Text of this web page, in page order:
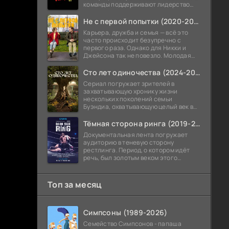
команды поддерживают лидерство
испытывает давление от новой роли.Не с первой попытки (2020-2026)
Карьера, дружба и семья — всё это
часто происходит безупречно с
первого раза. Однако для Никки и
Джейсона так не повезло. Молодая
стать родителями, но все их
Сто лет одиночества (2024-2026)
Сериал погружает зрителей в
захватывающую хронику жизни
нескольких поколений семьи
Буэндиа, охватывающую целый век в
постколониальных 1820-х до бурныхТёмная сторона ринга (2019-2026)
Документальная лента погружает
аудиторию в теневую сторону
рестлинга. Период, о котором идёт
речь, был золотым веком этого
приковано не к триумфам, а к
Топ за месяц
Симпсоны (1989-2026)
Семейство Симпсонов - папаша